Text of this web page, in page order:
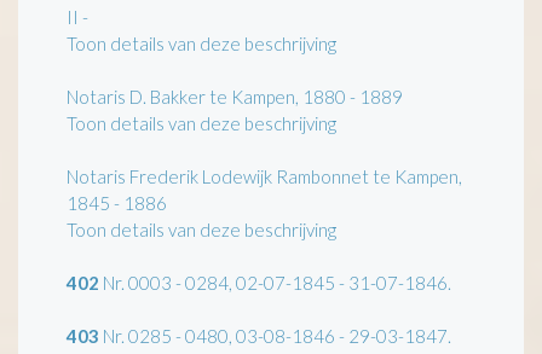
II -
Toon details van deze beschrijving
Notaris D. Bakker te Kampen, 1880 - 1889
Toon details van deze beschrijving
Notaris Frederik Lodewijk Rambonnet te Kampen,
1845 - 1886
Toon details van deze beschrijving
402 Nr. 0003 - 0284, 02-07-1845 - 31-07-1846.
403 Nr. 0285 - 0480, 03-08-1846 - 29-03-1847.